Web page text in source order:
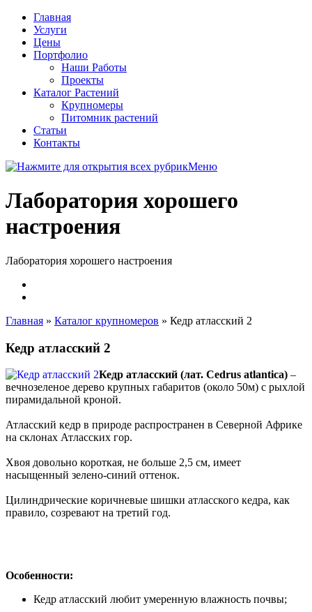
Главная
Услуги
Цены
Портфолио
Наши Работы
Проекты
Каталог Растений
Крупномеры
Питомник растений
Статьи
Контакты
Меню
Лаборатория хорошего
настроения
Лаборатория хорошего настроения
Главная » Каталог крупномеров » Кедр атласский 2
Кедр атласский 2
Кедр атласский (лат. Cedrus atlantica) –
вечнозеленое дерево крупных габаритов (около 50м) с рыхлой
пирамидальной кроной.
Атласский кедр в природе распространен в Северной Африке
на склонах Атласских гор.
Хвоя довольно короткая, не больше 2,5 см, имеет
насыщенный зелено-синий оттенок.
Цилиндрические коричневые шишки атласского кедра, как
правило, созревают на третий год.
Особенности:
Кедр атласский любит умеренную влажность почвы;